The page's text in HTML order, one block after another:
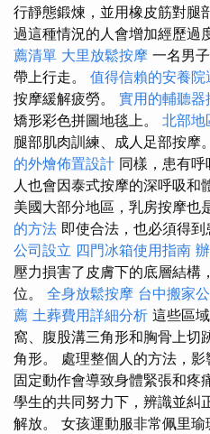
行靜態鍛煉，並用橡皮筋對腿
過這種情況的人會增加經歷過
薦清單 大里放鬆按摩 一名男
帶上行走。 值得信賴的安養院
按摩緩解疲勞。 實用的輔聽器
矯形彩色拼圖地毯上。 北部地
腿部肌肉訓練、成人足部按摩。
的外燴佈置設計 同樣，患有
人也會因泰式按摩的深呼吸和
美國大部分地區，乳房按摩也
的方法 即使合法，也必須得到
公司設立 四門冰箱使用指南
壓力損害了皮膚下的底層結構
位。 全身放鬆按摩 台中搬家
薦 土葬費用詳細分析 這些區
窩、腹股溝三角形和胸骨上切
角形。 處理整個人的方法，
固定動作會導致身體緊張和疼
學生的共同努力下，辨識並糾
解放。 女孩運動服非常佩里